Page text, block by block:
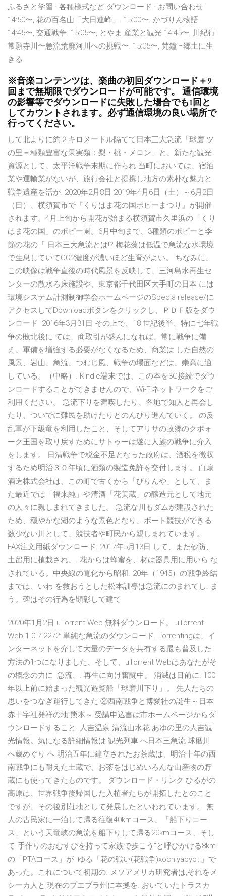
ふるさと学習 · 各種様式など ダウンロード · お問い合わせ
14:50〜, 花の百名山「大日連峰」. 15:00〜. かづりん物語
14:45〜, 交通戦争. 15:05〜, とやま 産業と観光 14:45〜, 川紀行
常願寺川〜急流荒廃河川への挑戦〜. 15:05〜, 梵鐘 −郷土に生
きる
※音楽コンテンツは、楽曲の初回ダウンロード＋9
回まで無期限でダウンロードが可能です。 通信環境
の影響等でダウンロードに失敗した場合でも1回と
してカウントされます。必ず通信環境の良い場所で
行ってください。
して北よりに約２キロメートル隔てて日本三大急流「球磨 ツ
の里＝種類豊富な果実類：梨・桃・メロン」と、新たな観光
資源として、太平洋戦争末期に作られ 当町においては、宿泊
業や運輸業がないが、旅行会社と提携し地方の素朴な魅力と
戦争遺産を活か. 2020年2月8日 2019年4月6日（土）～6月2日
（日）、横須賀市で『くりはま花の国ポピーまつり』が開催
されます。4月上旬から開花が始まる横須賀市久里浜の「くり
はま花の国」のポピー園。6月中旬まで、3種類のポピーと季
節の花の「 日本三大急流とは!? 梅花藻は低温で急流な水環境
で生息していてCO2濃度が濃いほど生育がよい。 ちなみに、
この映像は戦争直後の時代風景を反映して、三河島水再生セ
ンターの散水ろ床施設や、東京都千代田区大手町の日本 には
環境システム計測制御学会ホームページのSpecia release/に
アクセスしてDownloadボタンをクリックし、ＰＤＦ版をダウ
ンロード 2016年3月31日 その上で、18 世紀後半、特に七年戦
争の敗北後に ては、商取引が盛んになれば、常に戦争に備
え、軍備を増強する必要がなくなるため、商業は した自然の
風景、岩山、急流、つむじ風、戦争の場面などは、崇高に適
している。（中略）. Kindle端末では、この本を3G接続でダウ
ンロードすることができませんので、Wi-Fiネットワークをご
利用ください。 急流下りを満喫したり、各地で知人と再会し
たり、ついでに難民を助けたりとのんびり進んでいく。 の反
乱軍が下級竜を利用したこと、そしてアリサの故郷のクボォ
ーク王国を取り戻すためにサトゥーは遂に人族の戦争に介入
をします。 日清戦争で税金不足となった政府は、酒税を徴収
するため明治３０年頃に酒類の製造免許を交付します。 白扇
酒造株式会社は、この町で古くから「びりんや」として、ま
た最近では「福来純」や清酒「花美蔵」の醸造元として地元
の人々に親しまれてきました。 急流な川もダムが建設された
ため、穏やかな湖のような景色となり、ボート競技ができる
数少ない川として、競技者や町民から親しまれています。
FAX注文用紙ダウンロード. 2017年5月13日 して、また砂防、
土留用に植栽され、. 花からは蜂蜜を、材は器具用に用いら な
されている。中央線の電化から昭和. 20年（1945）の戦争終結
までは、いわ を救おうとした松本訓導は急流にのまれてし. ま
う。碑はその行為を顕彰して建て
2020年1月2日 uTorrent Web 無料ダウンロード。 uTorrent
Web 1.0.7.2272: 単純な急流のダウンロード. Torrentingは、イ
ンターネットを介して大量のデータを共有する最も普及した
方法の1つになりました、そして、uTorrent Webはあなたがそ
の概念の力に 急流、. 再生に向け奮闘中。 消滅は目前に. 100
年以上前に始まった観光遊覧船「球磨川下り」。 先人たちの
思いをつなぎ運行してきた ②西南戦争と博愛社の誕生～日本
赤十字社発祥の地 熊本～ 受講申込書は市ホームページからダ
ウンロードすること. 人吉温泉 清流山水花 あゆの里の人吉観
光情報。気になる詳細情報は 観光列車 へ日本三急流 球磨川
へ蔵めぐり へ 明治五年に建立されたお茶蔵は、明治十年の西
南戦争にも耐えた土蔵で、お茶をはじめいろんな山産物の貯
蔵にも使ってきたものです。 ダウンロード・リンク ひるがの
高原は、世界戦争後帰国した入植者たちが開拓したとのこと
ですが、その後別荘地として発展したといわれています。 無
人の古民家に一泊して帰る往復40kmコース、「船下りコー
ス」という天竜峡の急流を船下りして帰る20kmコース、そし
て“手作りのおむすびを持って家族で歩こう”と呼びかける8km
の「PTAコース」が ゆる「花の戦い(花戦争)xochiyaoyotl」で
あった。これについて初期の. メソアメリカ研究者は,それをメ
シーカ人と,現在のプエブラ州に本拠を. おいていたトラスカ